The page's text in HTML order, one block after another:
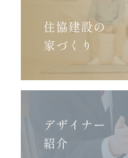
住協建設の
家づくり
デザイナー
紹介